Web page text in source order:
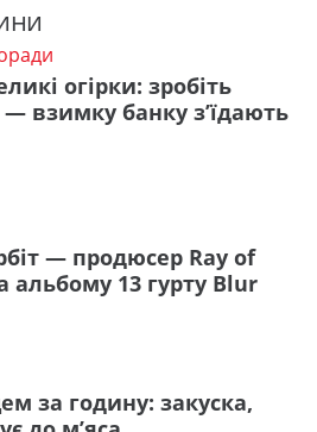
огірки: зробіть
взимку банку з’їдають
— продюсер Ray of
13 гурту Blur
за годину: закуска,